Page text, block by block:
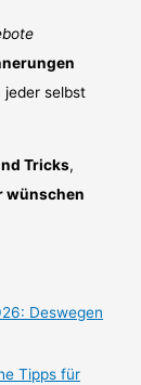
jeder selbst
Tricks,
wünschen
Deswegen
Tipps für